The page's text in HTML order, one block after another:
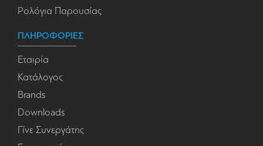
Ρολόγια Παρουσίας
ΠΛΗΡΟΦΟΡΙΕΣ
Εταιρία
Κατάλογος
Brands
Downloads
Γίνε Συνεργάτης